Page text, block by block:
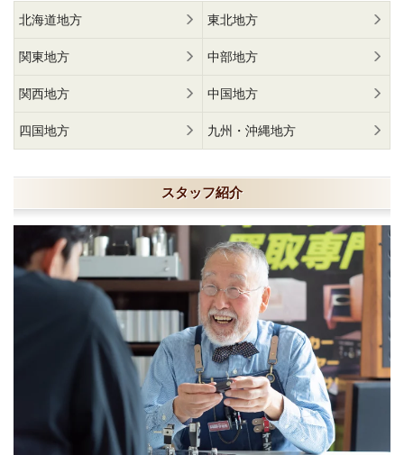
北海道地方 東北地方
関東地方 中部地方
関西地方 中国地方
四国地方 九州・沖縄地方
スタッフ紹介